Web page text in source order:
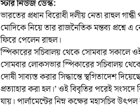
স্টার নিউজ ডেস্ক:
ভারতের প্রধান বিরোধী দলীয় নেতা রাহুল গান্ধী
মোদিকে নিয়ে তার রাজনৈতিক মন্তব্য প্রশ্নে এ
ফিরে পেলেন রাহুল।
স্পিকারের সচিবালয় থেকে সোমবার সকালে
সোমবার লোকসভার স্পিকারের সচিবালয়
দোষী সাব্যস্ত করার সিদ্ধান্তে স্থগিতাদেশ
প্রত্যাহার করা হল।’ ওই বিবৃতির পরেই
যায়। পার্লামেন্টের নিম্ন কক্ষের মহাসচিব